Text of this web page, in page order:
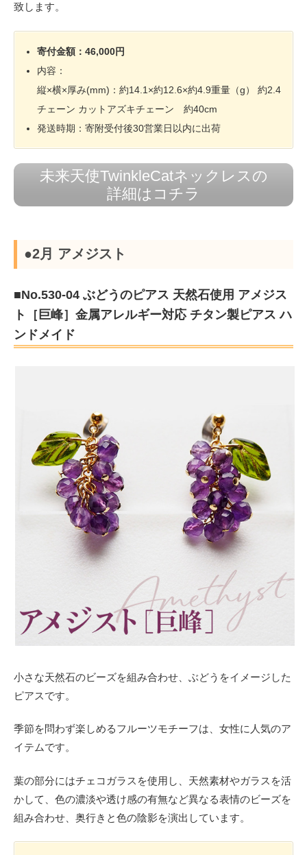
致します。
寄付金額：46,000円
内容：
縦×横×厚み(mm)：約14.1×約12.6×約4.9重量（g） 約2.4
チェーン カットアズキチェーン 約40cm
発送時期：寄附受付後30営業日以内に出荷
未来天使TwinkleCatネックレスの
詳細はコチラ
●2月 アメジスト
■No.530-04 ぶどうのピアス 天然石使用 アメジス
ト［巨峰］金属アレルギー対応 チタン製ピアス ハ
ンドメイド
小さな天然石のビーズを組み合わせ、ぶどうをイメージした
ピアスです。
季節を問わず楽しめるフルーツモチーフは、女性に人気のア
イテムです。
葉の部分にはチェコガラスを使用し、天然素材やガラスを活
かして、色の濃淡や透け感の有無など異なる表情のビーズを
組み合わせ、奥行きと色の陰影を演出しています。